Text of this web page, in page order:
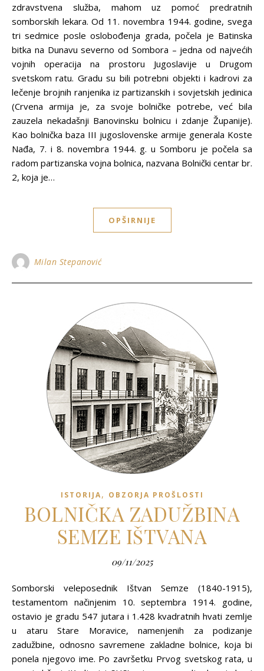
zdravstvena služba, mahom uz pomoć predratnih
somborskih lekara. Od 11. novembra 1944. godine, svega
tri sedmice posle oslobođenja grada, počela je Batinska
bitka na Dunavu severno od Sombora – jedna od najvećih
vojnih operacija na prostoru Jugoslavije u Drugom
svetskom ratu. Gradu su bili potrebni objekti i kadrovi za
lečenje brojnih ranjenika iz partizanskih i sovjetskih jedinica
(Crvena armija je, za svoje bolničke potrebe, već bila
zauzela nekadašnji Banovinsku bolnicu i zdanje Županije).
Kao bolnička baza III jugoslovenske armije generala Koste
Nađa, 7. i 8. novembra 1944. g. u Somboru je počela sa
radom partizanska vojna bolnica, nazvana Bolnički centar br.
2, koja je…
OPŠIRNIJE
Milan Stepanović
ISTORIJA, OBZORJA PROŠLOSTI
BOLNIČKA ZADUŽBINA
SEMZE IŠTVANA
09/11/2025
Somborski veleposednik Ištvan Semze (1840-1915),
testamentom načinjenim 10. septembra 1914. godine,
ostavio je gradu 547 jutara i 1.428 kvadratnih hvati zemlje
u ataru Stare Moravice, namenjenih za podizanje
zadužbine, odnosno savremene zakladne bolnice, koja bi
ponela njegovo ime. Po završetku Prvog svetskog rata, u